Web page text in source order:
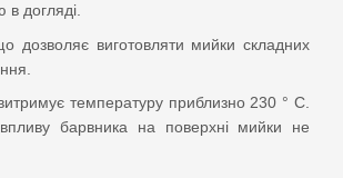
в догляді.
дозволяє виготовляти мийки складних
температуру приблизно 230 ° C.
барвника на поверхні мийки не